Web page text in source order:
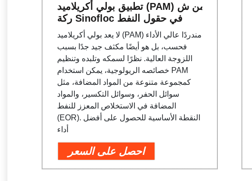
تطبيق بولي أكريلاميد (PAM) من ش
ركة Sinofloc في حقول النفط
لا يعد بولي أكريلاميد (PAM) مندردًا عالي الأداء
فحسب، بل هو أيضًا مكثف جيد جدًا بسبب
اللزوجة العالية. نظرًا لسمكه وتلبده وتنظيم
خصائصه الريولوجية، يمكن استخدام PAM
كمجموعة متنوعة من المواد المضافة، مثل
سوائل الحفر، وسوائل التكسير، والمواد
المضافة في الاستخلاص المعزز للنفط
(EOR). النقطة الأساسية للحصول على أفضل
أداء
احصل على السعر